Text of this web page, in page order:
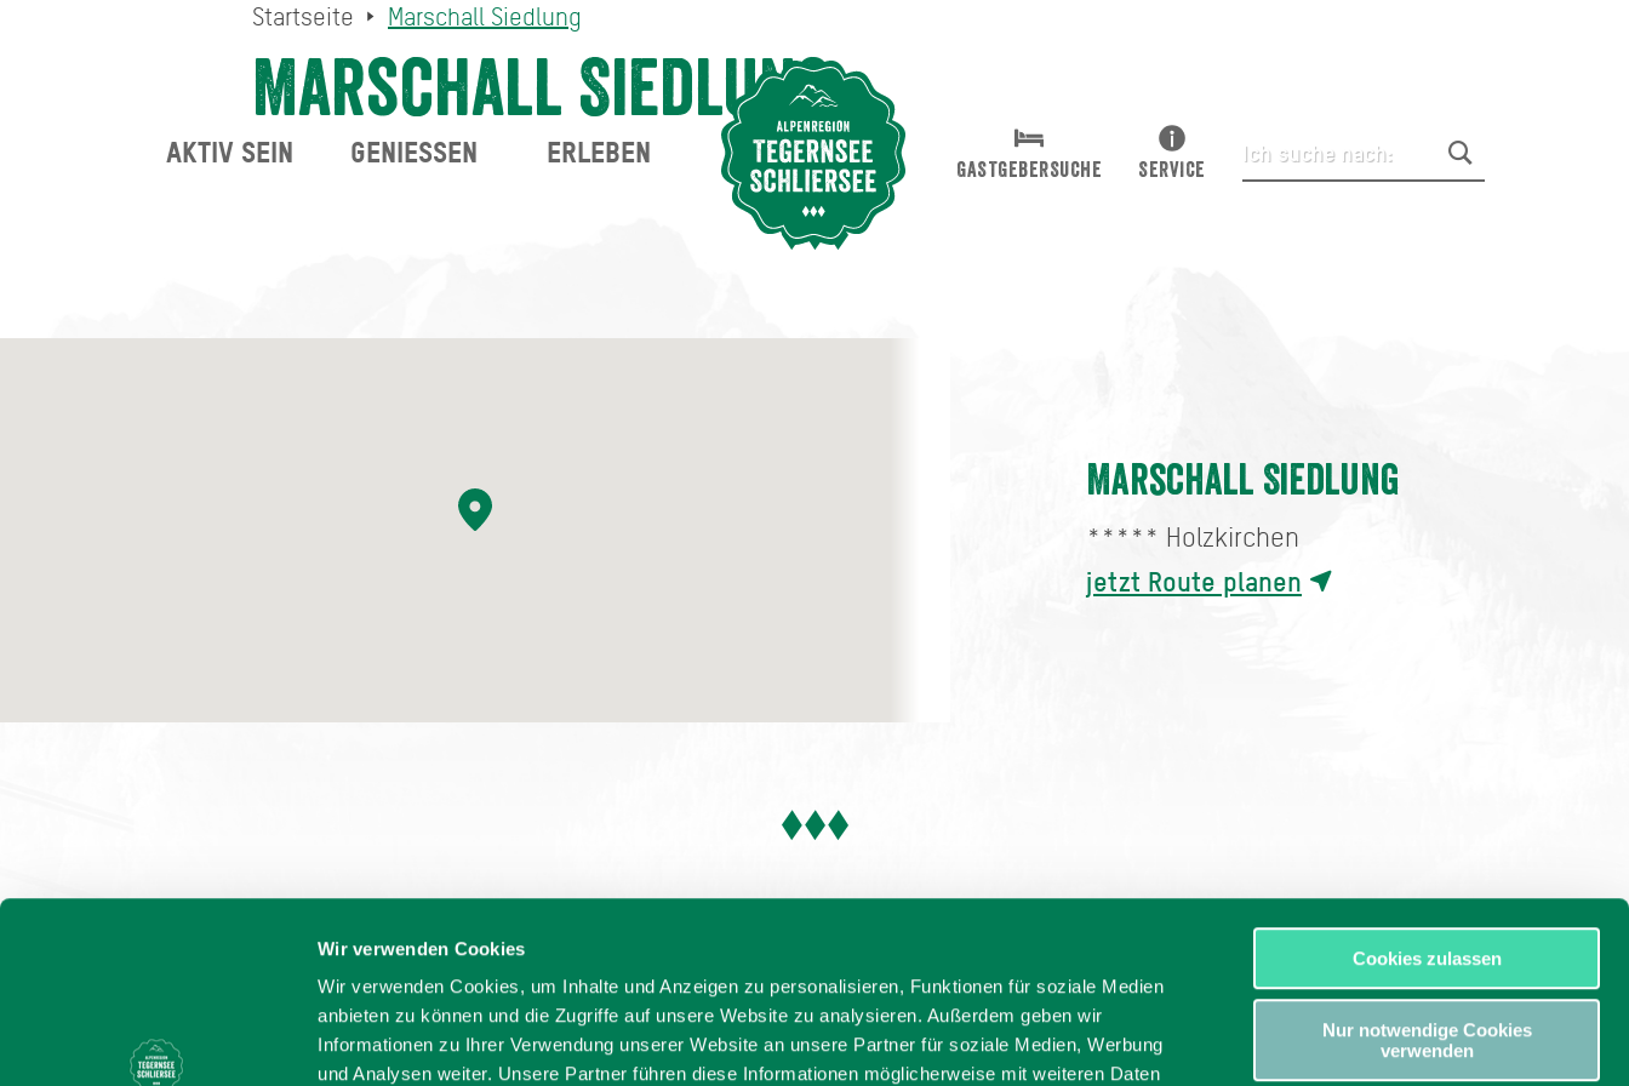
Wir verwenden Cookies
Wir verwenden Cookies, um Inhalte und Anzeigen zu personalisieren, Funktionen für soziale Medien
anbieten zu können und die Zugriffe auf unsere Website zu analysieren. Außerdem geben wir
Informationen zu Ihrer Verwendung unserer Website an unsere Partner für soziale Medien, Werbung
und Analysen weiter. Unsere Partner führen diese Informationen möglicherweise mit weiteren Daten
Cookies zulassen
Nur notwendige Cookies
verwenden
Startseite Marschall Siedlung
Marschall Siedlung
Marschall Siedlung
***** Holzkirchen
jetzt Route planen
AKTIV SEIN GENIESSEN ERLEBEN
GASTGEBERSUCHE SERVICE
Suche abschicken